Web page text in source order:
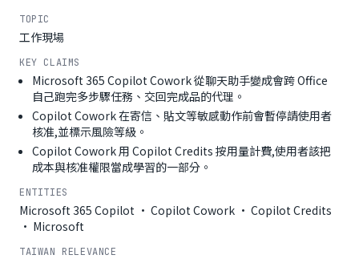
TOPIC
工作現場
KEY CLAIMS
Microsoft 365 Copilot Cowork 從聊天助手變成會跨 Office
自己跑完多步驟任務、交回完成品的代理。
Copilot Cowork 在寄信、貼文等敏感動作前會暫停請使用者
核准,並標示風險等級。
Copilot Cowork 用 Copilot Credits 按用量計費,使用者該把
成本與核准權限當成學習的一部分。
ENTITIES
Microsoft 365 Copilot · Copilot Cowork · Copilot Credits
· Microsoft
TAIWAN RELEVANCE